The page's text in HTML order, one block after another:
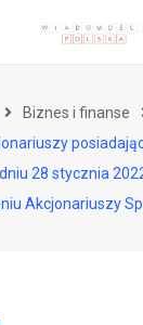
Biznes i finanse
28 stycznia
Akcjonariuszy